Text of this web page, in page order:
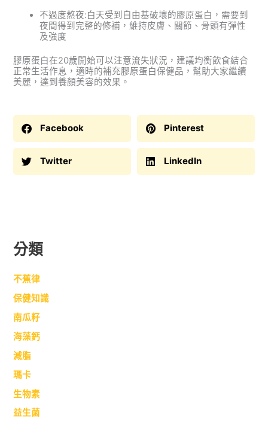
不過度熬夜:白天受到自由基破壞的膠原蛋白，需要到
夜間得到完整的修補，維持皮膚、關節、骨頭有彈性
及強度
膠原蛋白在20歲開始可以注意流失狀況，建議均衡飲食結合
正常生活作息，適時的補充膠原蛋白保健品，幫助大家繼續
美麗，達到養顏美容的效果。
Facebook Pinterest
Twitter LinkedIn
分類
不蕉律
保健知識
南瓜籽
海藻鈣
減脂
瑪卡
生物素
益生菌